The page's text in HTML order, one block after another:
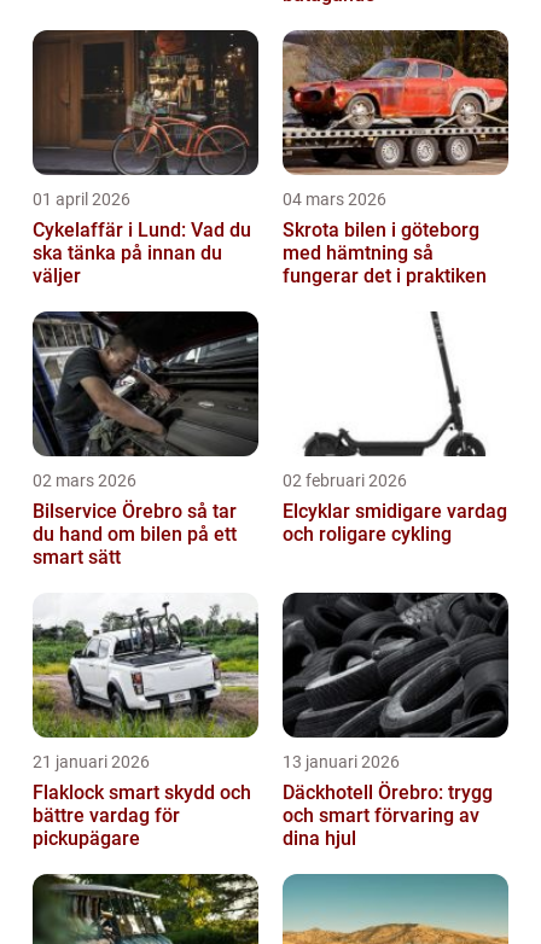
01 april 2026
Cykelaffär i Lund: Vad du
ska tänka på innan du
väljer
04 mars 2026
Skrota bilen i göteborg
med hämtning så
fungerar det i praktiken
02 mars 2026
Bilservice Örebro så tar
du hand om bilen på ett
smart sätt
02 februari 2026
Elcyklar smidigare vardag
och roligare cykling
21 januari 2026
Flaklock smart skydd och
bättre vardag för
pickupägare
13 januari 2026
Däckhotell Örebro: trygg
och smart förvaring av
dina hjul